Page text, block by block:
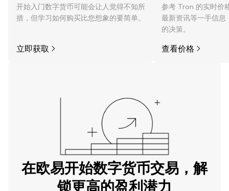
开始入门数字货币可能会让人觉得不知所
措，但学习如何购买比您想象的要简单。
立即获取
参考 Tron 的实时价
最新资讯等一手信息
的决策。
查看价格
在欧易开始数字货币交易，解
锁更高的盈利潜力